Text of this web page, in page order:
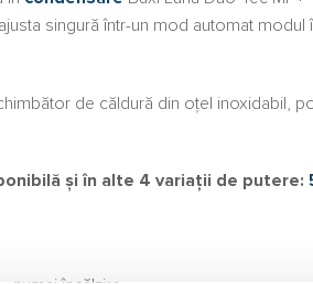
singură într-un mod automat modul
de căldură din oțel inoxidabil,
și în alte 4 variații de putere: